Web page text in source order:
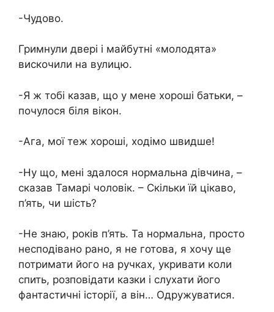
-Чудово.
Гримнули двері і майбутні «молодята»
вискочили на вулицю.
-Я ж тобі казав, що у мене хороші батьки, –
почулося біля вікон.
-Ага, мої теж хороші, ходімо швидше!
-Ну що, мені здалося нормальна дівчина, –
сказав Тамарі чоловік. – Скільки їй цікаво,
п’ять, чи шість?
-Не знаю, років п’ять. Та нормальна, просто
несподівано рано, я не готова, я хочу ще
потримати його на ручках, укривати коли
спить, розповідати казки і слухати його
фантастичні історії, а він… Одружуватися.